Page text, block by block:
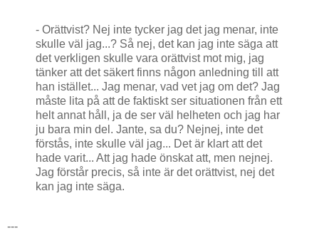
- Orättvist? Nej inte tycker jag det jag menar, inte
skulle väl jag...? Så nej, det kan jag inte säga att
det verkligen skulle vara orättvist mot mig, jag
tänker att det säkert finns någon anledning till att
han istället... Jag menar, vad vet jag om det? Jag
måste lita på att de faktiskt ser situationen från ett
helt annat håll, ja de ser väl helheten och jag har
ju bara min del. Jante, sa du? Nejnej, inte det
förstås, inte skulle väl jag... Det är klart att det
hade varit... Att jag hade önskat att, men nejnej.
Jag förstår precis, så inte är det orättvist, nej det
kan jag inte säga.
---